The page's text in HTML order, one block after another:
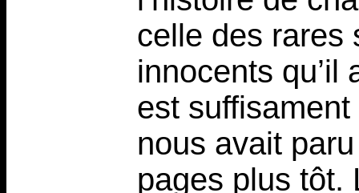
celle des rares
innocents qu’il
est
nous avait
pages plus tôt.